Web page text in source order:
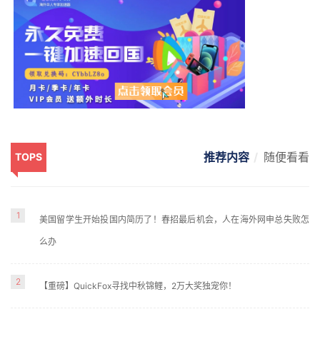
TOPS 推荐内容 随便看看
1 美国留学生开始投国内简历了！春招最后机会，人在海外网申总失败怎
么办
2 【重磅】QuickFox寻找中秋锦鲤，2万大奖独宠你！